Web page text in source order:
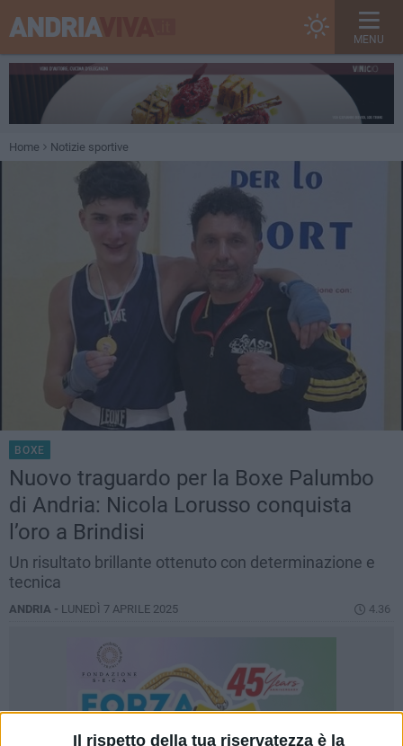
Il rispetto della tua riservatezza è la
MENU
Home Notizie sportive
BOXE
Nuovo traguardo per la Boxe Palumbo
di Andria: Nicola Lorusso conquista
l’oro a Brindisi
Un risultato brillante ottenuto con determinazione e
tecnica
ANDRIA - LUNEDÌ 7 APRILE 2025 4.36